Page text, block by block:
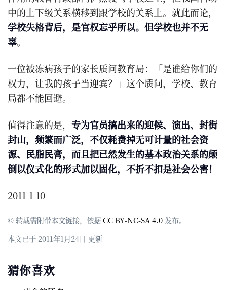
中的上下级关系横移到跟学校的关系上。就此而论，
学校失格背后，是官权忘乎所以。但学校也并不无
辜。
一位被冻病孩子的家长质问教育局：「是谁给你们的
权力，让我的孩子当迎宾？」这个质问，学校、教育
局都不能回避。
值得注意的是， 专为官员搞出来的迎候、演出、封街
封山，频繁而广泛，不仅耗费掉无可计量的社会资
源、民脂民膏，而且把已然发生的基本政治关系的颠
倒以仪式化的形式加以固化，不折不扣是社会公害！
2011-1-10
© 转载需附带本文链接，依据CC BY-NC-SA 4.0 发布。
本文已于 2011年1月24日 更新
猜你喜欢